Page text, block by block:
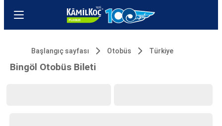
Başlangıç sayfası Otobüs Türkiye
Bingöl Otobüs Bileti